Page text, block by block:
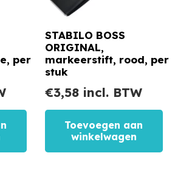
per
STABILO BOSS
ORIGINAL,
markeerstift, rood, per
stuk
€3,58 incl. BTW
Toevoegen aan
winkelwagen